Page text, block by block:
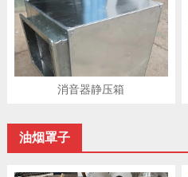
消音器静压箱
油烟罩子